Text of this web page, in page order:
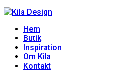
Hem
Butik
Inspiration
Om Kila
Kontakt